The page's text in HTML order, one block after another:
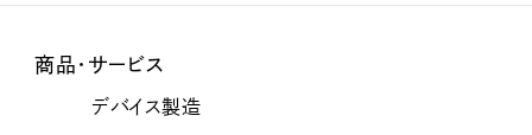
商品・サービス
デバイス製造